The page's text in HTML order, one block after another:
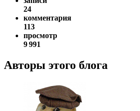
24
комментария
113
просмотр
9 991
Авторы этого блога